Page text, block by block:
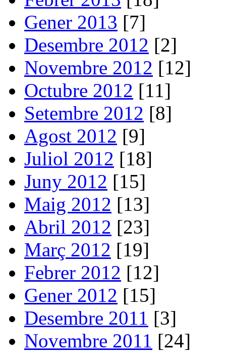
Gener 2013 [7]
Desembre 2012 [2]
Novembre 2012 [12]
Octubre 2012 [11]
Setembre 2012 [8]
Agost 2012 [9]
Juliol 2012 [18]
Juny 2012 [15]
Maig 2012 [13]
Abril 2012 [23]
Març 2012 [19]
Febrer 2012 [12]
Gener 2012 [15]
Desembre 2011 [3]
Novembre 2011 [24]